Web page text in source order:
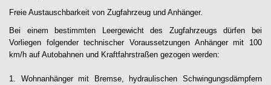
Freie Austauschbarkeit von Zugfahrzeug und Anhänger.
Bei einem bestimmten Leergewicht des Zugfahrzeugs dürfen bei
Vorliegen folgender technischer Voraussetzungen Anhänger mit 100
km/h auf Autobahnen und Kraftfahrstraßen gezogen werden:
1. Wohnanhänger mit Bremse, hydraulischen Schwingungsdämpfern